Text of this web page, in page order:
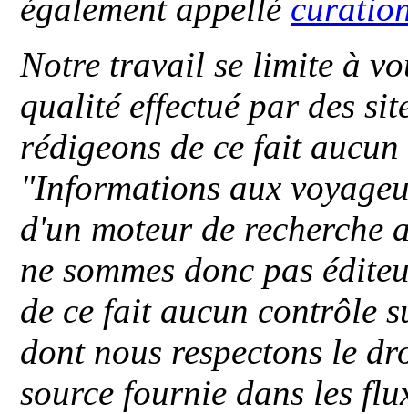
également appellé
Notre travail se limite à
qualité effectué par des
rédigeons de ce fait
"Informations aux
d'un moteur de recherche
ne sommes donc pas
de ce fait aucun contrôle
dont nous respectons le
source fournie dans les